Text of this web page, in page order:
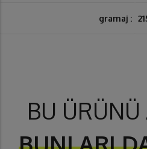
gramaj :
BU